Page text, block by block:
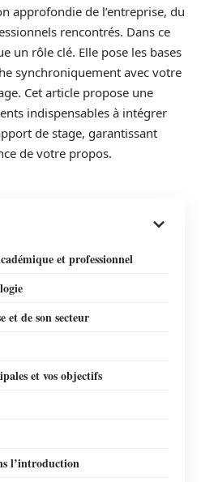
approfondie de l’entreprise, du
rencontrés. Dans ce
un rôle clé. Elle pose les bases
synchroniquement avec votre
Cet article propose une
indispensables à intégrer
de stage, garantissant
de votre propos.
et professionnel
et de son secteur
et vos objectifs
l’introduction